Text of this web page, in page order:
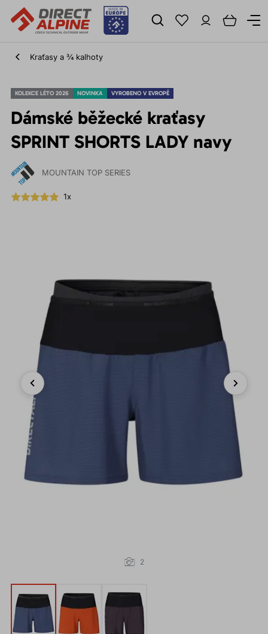
Kraťasy a ¾ kalhoty
KOLEKCE LÉTO 2026 NOVINKA VYROBENO V EVROPĚ
Dámské běžecké kraťasy
SPRINT SHORTS LADY navy
MOUNTAIN TOP SERIES
1x
Previous Next
2